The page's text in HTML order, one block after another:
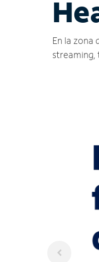
En la zona
streaming,